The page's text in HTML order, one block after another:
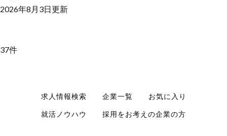
2026年8月3日更新
37件
求人情報検索 企業一覧 お気に入り
就活ノウハウ 採用をお考えの企業の方